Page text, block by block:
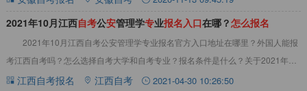
2021年10月江西自考公安管理学专业报名入口在哪？怎么报名
2021年10月江西自考公安管理学专业报名官方入口地址在哪里？外国人能报
考江西自考吗？怎么选择自考大学和自考专业？报名条件是什么？关于2021年10
月江西自考报名入口及报名注意事项
江西自考报名 江西自考 2021-04-30 10:26:50